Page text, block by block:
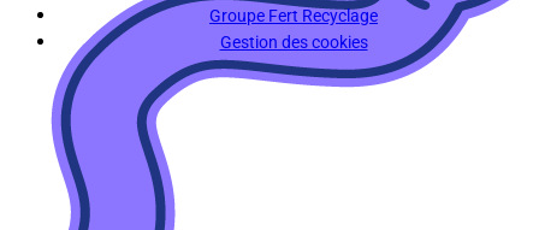
Groupe Fert Recyclage
Gestion des cookies